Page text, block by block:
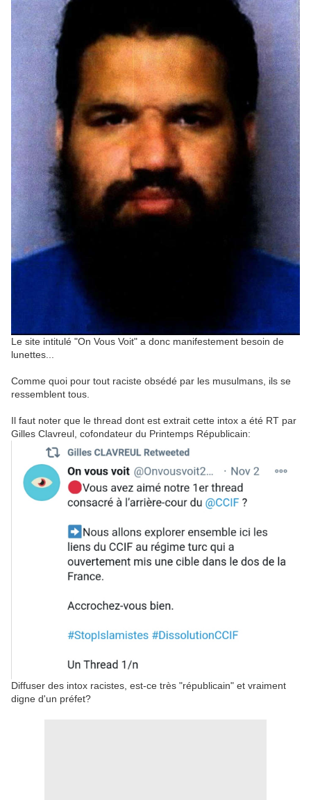
Le site intitulé "On Vous Voit" a donc manifestement besoin de
lunettes...
Comme quoi pour tout raciste obsédé par les musulmans, ils se
ressemblent tous.
Il faut noter que le thread dont est extrait cette intox a été RT par
Gilles Clavreul, cofondateur du Printemps Républicain:
Diffuser des intox racistes, est-ce très "républicain" et vraiment
digne d'un préfet?